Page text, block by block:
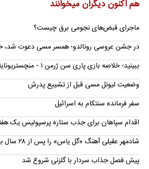
هم اکنون دیگران میخوانند
ماجرای قبض‌های نجومی برق چیست؟
در جشن عروسی رونالدو؛ همسر مسی دعوت شد،
ببینید؛ خلاصه بازی پاری سن ژرمن ۱ - منچستریونایتد ۱ | دوستانه
وضعیت لیونل مسی قبل از تشییع پدرش
سفر فرمانده سنتکام به اسرائیل
اقدام سپاهان برای جذب ستاره پرسپولیس یک
شادمهر عقیلی آهنگ «گل یاس» را پس از ۲۸ سال بازخوانی کرد
پیش فصل جذاب سردار با گلزنی شروع شد